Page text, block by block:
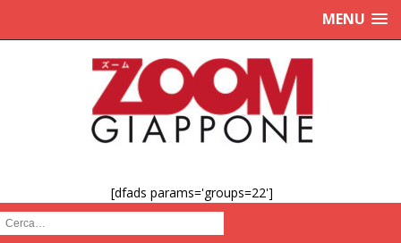
MENU
[dfads params='groups=22']
Cerca :